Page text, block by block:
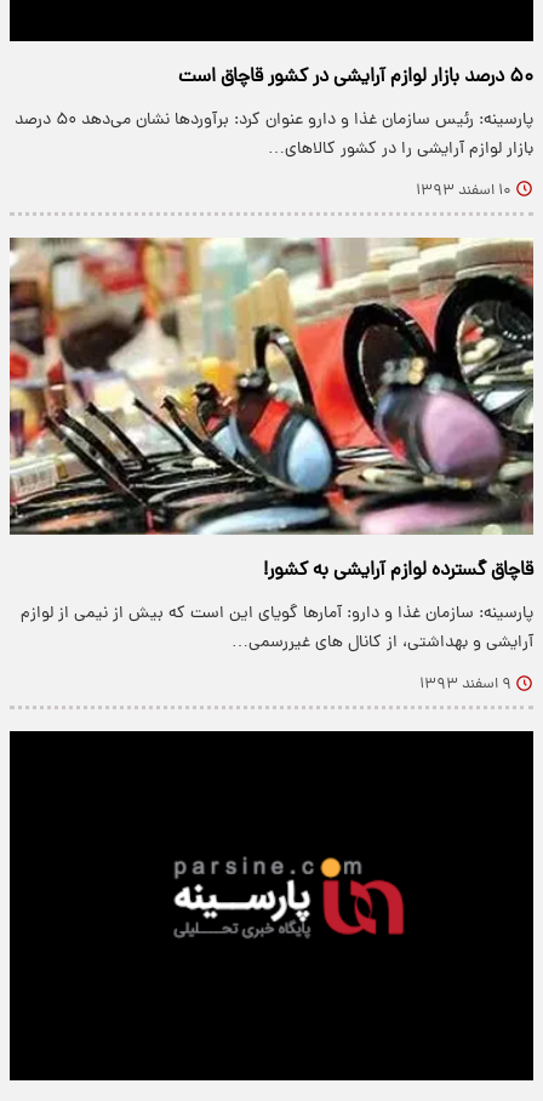
۵۰ درصد بازار لوازم آرایشی در کشور قاچاق است
پارسینه: رئیس سازمان غذا و دارو عنوان کرد: برآوردها نشان می‌دهد ۵۰ درصد
بازار لوازم آرایشی را در کشور کالاهای…
۱۰ اسفند ۱۳۹۳
قاچاق گسترده لوازم آرایشی به کشور!
پارسینه: سازمان غذا و دارو: آمارها گویای این است که بیش از نیمی از لوازم
آرایشی و بهداشتی، از کانال های غیررسمی…
۹ اسفند ۱۳۹۳